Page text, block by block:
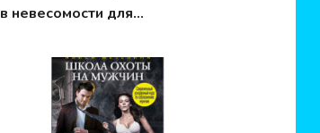
в невесомости для